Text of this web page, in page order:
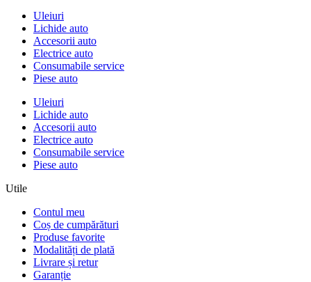
Uleiuri
Lichide auto
Accesorii auto
Electrice auto
Consumabile service
Piese auto
Uleiuri
Lichide auto
Accesorii auto
Electrice auto
Consumabile service
Piese auto
Utile
Contul meu
Coș de cumpărături
Produse favorite
Modalități de plată
Livrare și retur
Garanție